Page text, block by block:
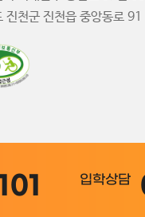
입학상담
천군 진천읍 중앙동로 91